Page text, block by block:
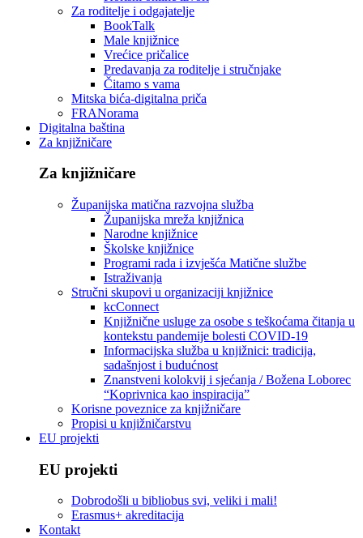
Za roditelje i odgajatelje
BookTalk
Male knjižnice
Vrećice pričalice
Predavanja za roditelje i stručnjake
Čitamo s vama
Mitska bića-digitalna priča
FRANorama
Digitalna baština
Za knjižničare
Za knjižničare
Županijska matična razvojna služba
Županijska mreža knjižnica
Narodne knjižnice
Školske knjižnice
Programi rada i izvješća Matične službe
Istraživanja
Stručni skupovi u organizaciji knjižnice
kcConnect
Knjižnične usluge za osobe s teškoćama čitanja u
kontekstu pandemije bolesti COVID-19
Informacijska služba u knjižnici: tradicija,
sadašnjost i budućnost
Znanstveni kolokvij i sjećanja / Božena Loborec
“Koprivnica kao inspiracija”
Korisne poveznice za knjižničare
Propisi u knjižničarstvu
EU projekti
EU projekti
Dobrodošli u bibliobus svi, veliki i mali!
Erasmus+ akreditacija
Kontakt